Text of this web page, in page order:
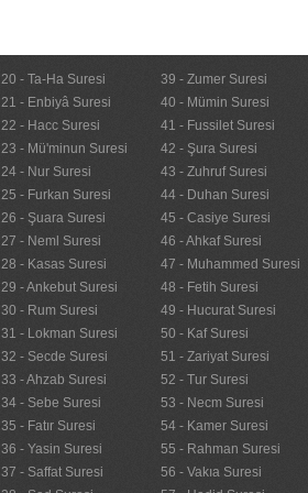
20 - Ta-Ha Suresi
21 - Enbiyâ Suresi
22 - Hacc Suresi
23 - Mü'minun Suresi
24 - Nur Suresi
25 - Furkan Suresi
26 - Şuara Suresi
27 - Neml Suresi
28 - Kasas Suresi
29 - Ankebut Suresi
30 - Rum Suresi
31 - Lokman Suresi
32 - Secde Suresi
33 - Ahzab Suresi
34 - Sebe Suresi
35 - Fatır Suresi
36 - Yasin Suresi
37 - Saffat Suresi
39 - Zumer Suresi
40 - Mümin Suresi
41 - Fussilet Suresi
42 - Şura Suresi
43 - Zuhruf Suresi
44 - Duhan Suresi
45 - Casiye Suresi
46 - Ahkaf Suresi
47 - Muhammed Suresi
48 - Fetih Suresi
49 - Hucurat Suresi
50 - Kaf Suresi
51 - Zariyat Suresi
52 - Tur Suresi
53 - Necm Suresi
54 - Kamer Suresi
55 - Rahman Suresi
56 - Vakıa Suresi